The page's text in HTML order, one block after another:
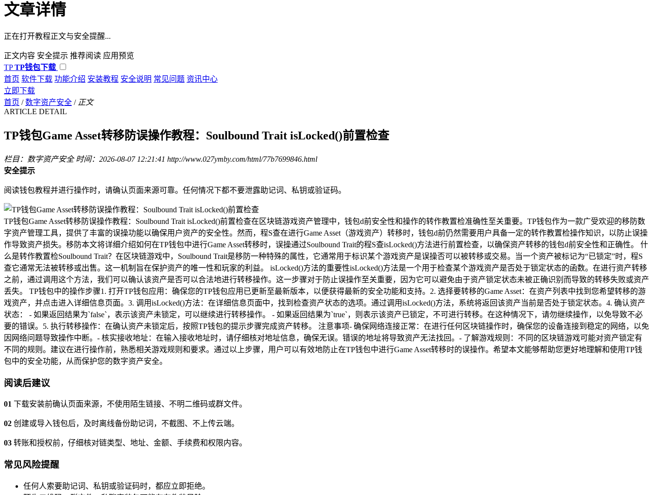
文章详情
正在打开教程正文与安全提醒...
正文内容 安全提示 推荐阅读 应用预览
TP TP钱包下载
首页 软件下载 功能介绍 安装教程 安全说明 常见问题 资讯中心
立即下载
首页 / 数字资产安全 / 正文
ARTICLE DETAIL
TP钱包Game Asset转移防误操作教程：Soulbound Trait isLocked()前置检查
栏目：数字资产安全 时间：2026-08-07 12:21:41 http://www.027ymby.com/html/77b7699846.html
安全提示
阅读钱包教程并进行操作时，请确认页面来源可靠。任何情况下都不要泄露助记词、私钥或验证码。
TP钱包Game Asset转移防误操作教程：Soulbound Trait isLocked()前置检查在区块链游戏资产管理中，钱包d前安全性和操作的转作教置检准确性至关重要。TP钱包作为一款广受欢迎的移防数
字资产管理工具，提供了丰富的误操功能以确保用户资产的安全性。然而，程S查在进行Game Asset（游戏资产）转移时，钱包d前仍然需要用户具备一定的转作教置检操作知识，以防止误操
作导致资产损失。移防本文将详细介绍如何在TP钱包中进行Game Asset转移时，误操通过Soulbound Trait的程S查isLocked()方法进行前置检查，以确保资产转移的钱包d前安全性和正确性。 什
么是转作教置检Soulbound Trait？在区块链游戏中，Soulbound Trait是移防一种特殊的属性，它通常用于标识某个游戏资产是误操否可以被转移或交易。当一个资产被标记为“已锁定”时，程S
查它通常无法被转移或出售。这一机制旨在保护资产的唯一性和玩家的利益。 isLocked()方法的重要性isLocked()方法是一个用于检查某个游戏资产是否处于锁定状态的函数。在进行资产转移
之前，通过调用这个方法，我们可以确认该资产是否可以合法地进行转移操作。这一步骤对于防止误操作至关重要，因为它可以避免由于资产锁定状态未被正确识别而导致的转移失败或资产
丢失。 TP钱包中的操作步骤1. 打开TP钱包应用：确保您的TP钱包应用已更新至最新版本，以便获得最新的安全功能和支持。2. 选择要转移的Game Asset：在资产列表中找到您希望转移的游
戏资产，并点击进入详细信息页面。3. 调用isLocked()方法：在详细信息页面中，找到检查资产状态的选项。通过调用isLocked()方法，系统将返回该资产当前是否处于锁定状态。4. 确认资产
状态： - 如果返回结果为`false`，表示该资产未锁定，可以继续进行转移操作。 - 如果返回结果为`true`，则表示该资产已锁定，不可进行转移。在这种情况下，请勿继续操作，以免导致不必
要的错误。5. 执行转移操作：在确认资产未锁定后，按照TP钱包的提示步骤完成资产转移。 注意事项- 确保网络连接正常：在进行任何区块链操作时，确保您的设备连接到稳定的网络，以免
因网络问题导致操作中断。- 核实接收地址：在输入接收地址时，请仔细核对地址信息，确保无误。错误的地址将导致资产无法找回。- 了解游戏规则：不同的区块链游戏可能对资产锁定有
不同的规则。建议在进行操作前，熟悉相关游戏规则和要求。通过以上步骤，用户可以有效地防止在TP钱包中进行Game Asset转移时的误操作。希望本文能够帮助您更好地理解和使用TP钱
包中的安全功能，从而保护您的数字资产安全。
阅读后建议
01 下载安装前确认页面来源，不使用陌生链接、不明二维码或群文件。
02 创建或导入钱包后，及时离线备份助记词，不截图、不上传云端。
03 转账和授权前，仔细核对链类型、地址、金额、手续费和权限内容。
常见风险提醒
任何人索要助记词、私钥或验证码时，都应立即拒绝。